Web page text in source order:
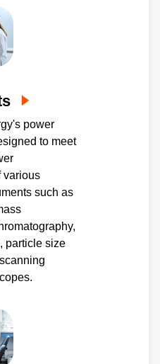
power
to meet
various
such as
particle size